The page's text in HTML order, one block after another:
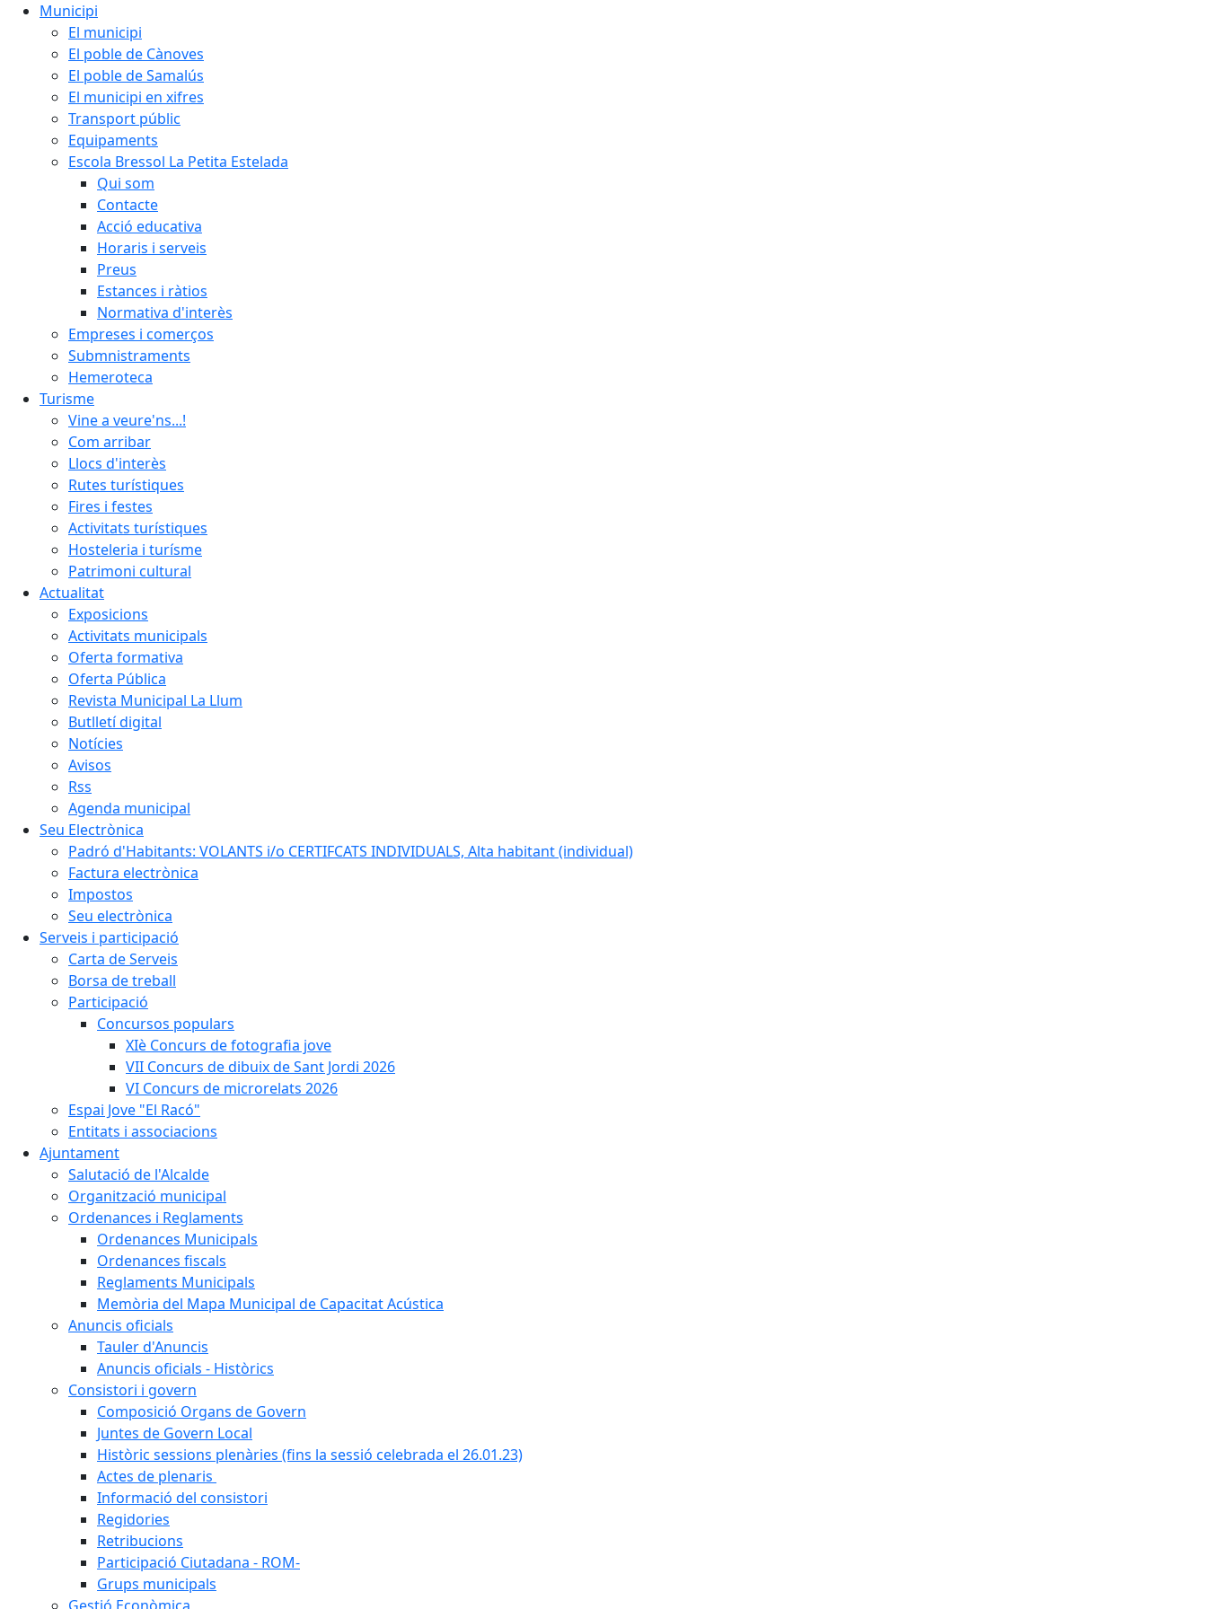
Municipi
El municipi
El poble de Cànoves
El poble de Samalús
El municipi en xifres
Transport públic
Equipaments
Escola Bressol La Petita Estelada
Qui som
Contacte
Acció educativa
Horaris i serveis
Preus
Estances i ràtios
Normativa d'interès
Empreses i comerços
Submnistraments
Hemeroteca
Turisme
Vine a veure'ns...!
Com arribar
Llocs d'interès
Rutes turístiques
Fires i festes
Activitats turístiques
Hosteleria i turísme
Patrimoni cultural
Actualitat
Exposicions
Activitats municipals
Oferta formativa
Oferta Pública
Revista Municipal La Llum
Butlletí digital
Notícies
Avisos
Rss
Agenda municipal
Seu Electrònica
Padró d'Habitants: VOLANTS i/o CERTIFCATS INDIVIDUALS, Alta habitant (individual)
Factura electrònica
Impostos
Seu electrònica
Serveis i participació
Carta de Serveis
Borsa de treball
Participació
Concursos populars
XIè Concurs de fotografia jove
VII Concurs de dibuix de Sant Jordi 2026
VI Concurs de microrelats 2026
Espai Jove "El Racó"
Entitats i associacions
Ajuntament
Salutació de l'Alcalde
Organització municipal
Ordenances i Reglaments
Ordenances Municipals
Ordenances fiscals
Reglaments Municipals
Memòria del Mapa Municipal de Capacitat Acústica
Anuncis oficials
Tauler d'Anuncis
Anuncis oficials - Històrics
Consistori i govern
Composició Organs de Govern
Juntes de Govern Local
Històric sessions plenàries (fins la sessió celebrada el 26.01.23)
Actes de plenaris
Informació del consistori
Regidories
Retribucions
Participació Ciutadana - ROM-
Grups municipals